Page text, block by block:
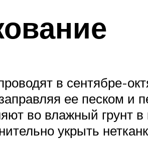
в сентябре-
ее песком и
во влажный грунт
укрыть